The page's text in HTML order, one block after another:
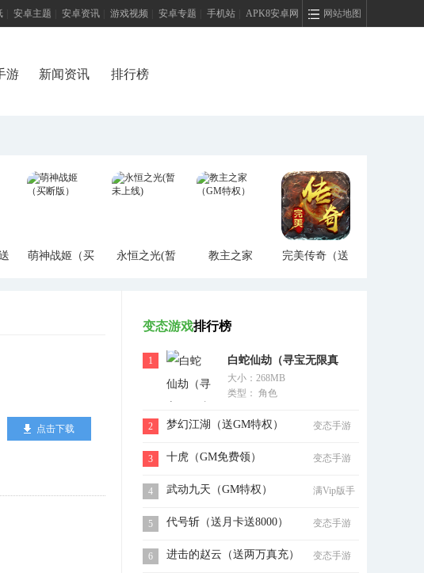
网站地图
安卓主题 安卓资讯 游戏视频 安卓专题 手机站 APK8安卓网
游 新闻资讯 排行榜
萌神战姬（买
永恒之光(暂
教主之家
完美传奇（送
点击下载
变态游戏排行榜
1
白蛇仙劫（寻宝无限真
充）
大小：268MB
类型： 角色
2 梦幻江湖（送GM特权） 变态手游
3 十虎（GM免费领） 变态手游
4 武动九天（GM特权）
满Vip版手
5
代号斩（送月卡送8000） 变态手游
6 进击的赵云（送两万真充） 变态手游